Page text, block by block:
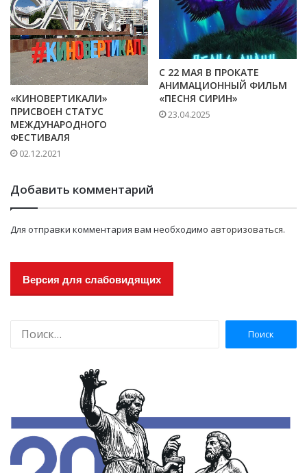
«КИНОВЕРТИКАЛИ»
ПРИСВОЕН СТАТУС
МЕЖДУНАРОДНОГО
ФЕСТИВАЛЯ
02.12.2021
С 22 МАЯ В ПРОКАТЕ
АНИМАЦИОННЫЙ ФИЛЬМ
«ПЕСНЯ СИРИН»
23.04.2025
Добавить комментарий
Для отправки комментария вам необходимо авторизоваться.
Версия для слабовидящих